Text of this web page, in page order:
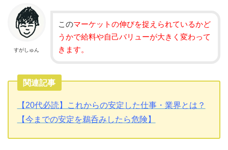
すがしゅん
このマーケットの伸びを捉えられているかど
うかで給料や自己バリューが大きく変わって
きます。
関連記事
【20代必読】これからの安定した仕事・業界とは？
【今までの安定を鵜呑みしたら危険】